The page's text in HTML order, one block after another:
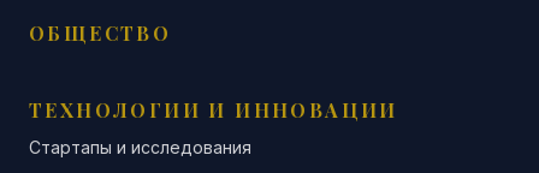
ОБЩЕСТВО
ТЕХНОЛОГИИ И ИННОВАЦИИ
Стартапы и исследования